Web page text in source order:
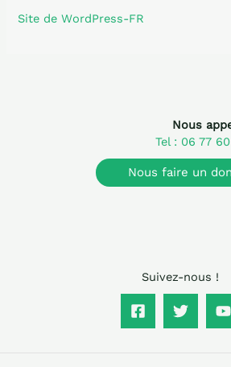
Site de WordPress-FR
Nous
Tel : 06 77
Nous faire un don
Suivez-nous !